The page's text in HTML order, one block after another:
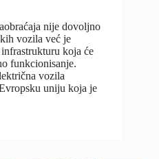
nije dovoljno
vozila već je
koja će
funkcionisanje.
vozila
uniju koja je